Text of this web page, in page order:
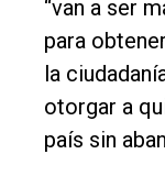
“van a ser
para
la
otorgar a
país sin